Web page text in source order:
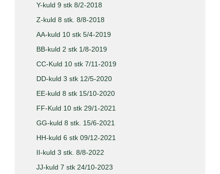
Y-kuld 9 stk 8/2-2018
Z-kuld 8 stk. 8/8-2018
AA-kuld 10 stk 5/4-2019
BB-kuld 2 stk 1/8-2019
CC-Kuld 10 stk 7/11-2019
DD-kuld 3 stk 12/5-2020
EE-kuld 8 stk 15/10-2020
FF-Kuld 10 stk 29/1-2021
GG-kuld 8 stk. 15/6-2021
HH-kuld 6 stk 09/12-2021
II-kuld 3 stk. 8/8-2022
JJ-kuld 7 stk 24/10-2023